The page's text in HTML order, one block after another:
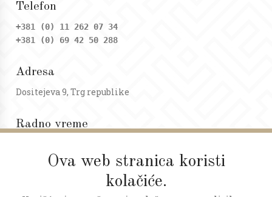
Ova web stranica koristi
kolačiće.
Telefon
+381 (0) 11 262 07 34
+381 (0) 69 42 50 288
Adresa
Dositejeva 9, Trg republike
Radno vreme
Subota: 09 - 17h